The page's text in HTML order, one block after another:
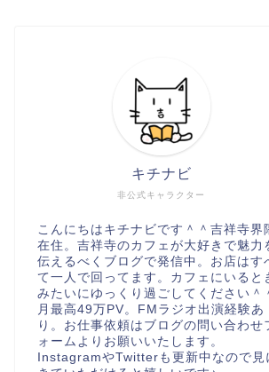
非公式キャラクター
キチナビ
こんにちはキチナビです＾＾吉祥寺界
在住。吉祥寺のカフェが大好きで魅力
伝えるべくブログで発信中。お店はす
て一人で回ってます。カフェにいると
みたいにゆっくり過ごしてください＾
月最高49万PV。FMラジオ出演経験あ
り。お仕事依頼はブログの問い合わせ
ォームよりお願いいたします。
InstagramやTwitterも更新中なので見